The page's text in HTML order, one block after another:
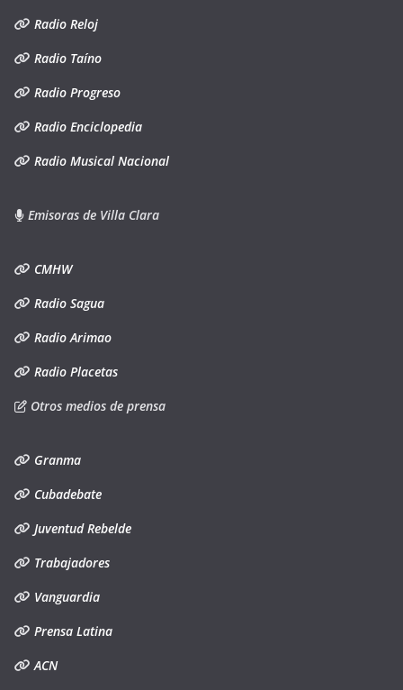
Radio Reloj
Radio Taíno
Radio Progreso
Radio Enciclopedia
Radio Musical Nacional
Emisoras de Villa Clara
CMHW
Radio Sagua
Radio Arimao
Radio Placetas
Otros medios de prensa
Granma
Cubadebate
Juventud Rebelde
Trabajadores
Vanguardia
Prensa Latina
ACN